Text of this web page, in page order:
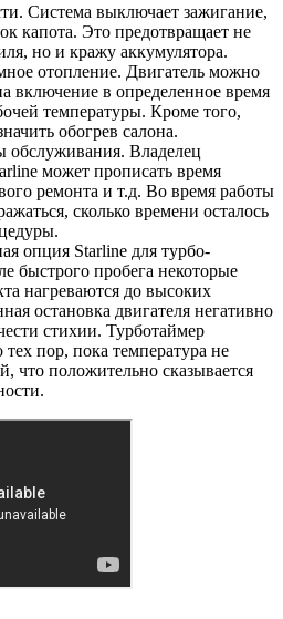
Система выключает зажигание,
капота. Это предотвращает не
но и кражу аккумулятора.
отопление. Двигатель можно
включение в определенное время
температуры. Кроме того,
обогрев салона.
обслуживания. Владелец
может прописать время
ремонта и т.д. Во время работы
сколько времени осталось
опция Starline для турбо-
быстрого пробега некоторые
нагреваются до высоких
остановка двигателя негативно
стихии. Турботаймер
тех пор, пока температура не
что положительно сказывается